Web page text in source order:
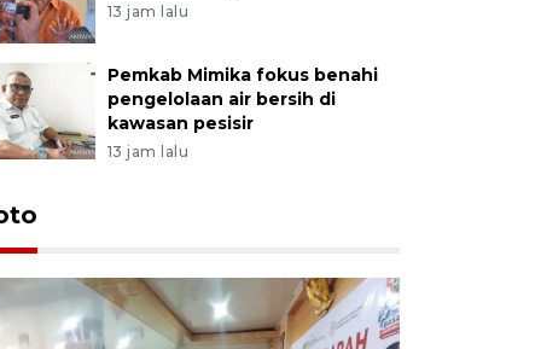
13 jam lalu
Pemkab Mimika fokus benahi
pengelolaan air bersih di
kawasan pesisir
13 jam lalu